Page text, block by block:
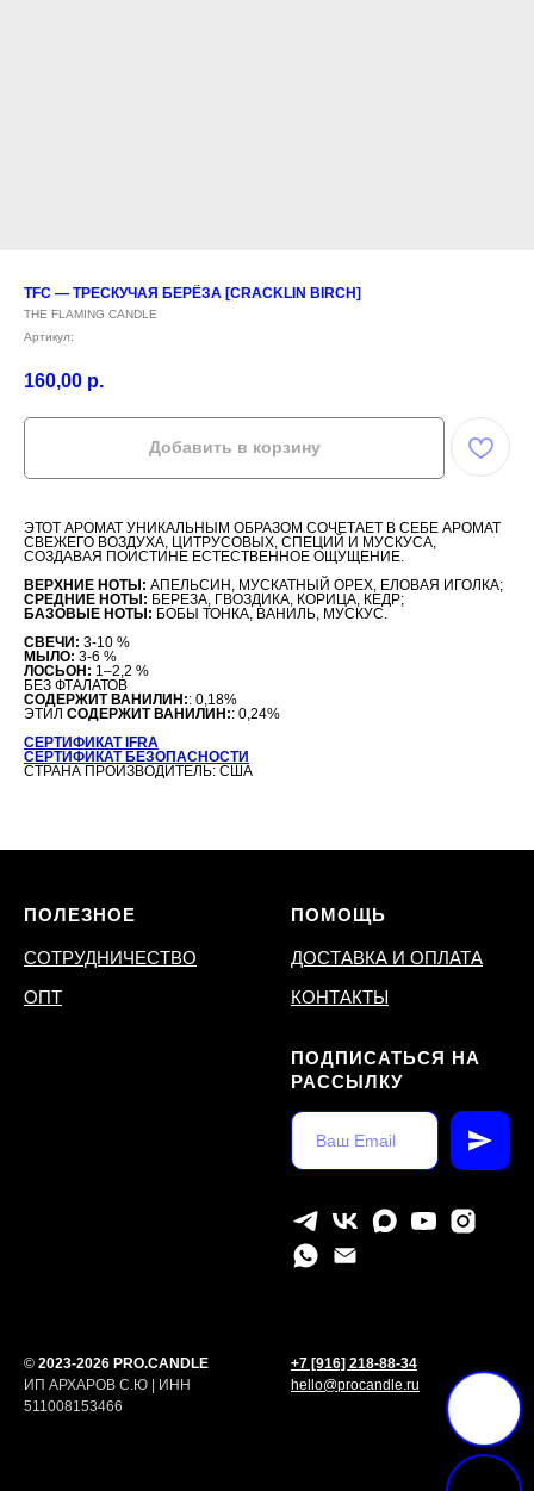
TFC — ТРЕСКУЧАЯ БЕРЁЗА [CRACKLIN BIRCH]
THE FLAMING CANDLE
Артикул:
160,00 р.
Добавить в корзину
ЭТОТ АРОМАТ УНИКАЛЬНЫМ ОБРАЗОМ СОЧЕТАЕТ В СЕБЕ АРОМАТ
СВЕЖЕГО ВОЗДУХА, ЦИТРУСОВЫХ, СПЕЦИЙ И МУСКУСА,
СОЗДАВАЯ ПОИСТИНЕ ЕСТЕСТВЕННОЕ ОЩУЩЕНИЕ.
ВЕРХНИЕ НОТЫ: АПЕЛЬСИН, МУСКАТНЫЙ ОРЕХ, ЕЛОВАЯ ИГОЛКА;
СРЕДНИЕ НОТЫ: БЕРЕЗА, ГВОЗДИКА, КОРИЦА, КЕДР;
БАЗОВЫЕ НОТЫ: БОБЫ ТОНКА, ВАНИЛЬ, МУСКУС.
СВЕЧИ: 3-10 %
МЫЛО: 3-6 %
ЛОСЬОН: 1–2,2 %
БЕЗ ФТАЛАТОВ
СОДЕРЖИТ ВАНИЛИН:: 0,18%
ЭТИЛ СОДЕРЖИТ ВАНИЛИН:: 0,24%
СЕРТИФИКАТ IFRA
СЕРТИФИКАТ БЕЗОПАСНОСТИ
СТРАНА ПРОИЗВОДИТЕЛЬ: США
ПОЛЕЗНОЕ
СОТРУДНИЧЕСТВО
ОПТ
ПОМОЩЬ
ДОСТАВКА И ОПЛАТА
КОНТАКТЫ
ПОДПИСАТЬСЯ НА
РАССЫЛКУ
© 2023-2026 PRO.CANDLE
ИП АРХАРОВ С.Ю | ИНН
511008153466
+7 [916] 218-88-34
hello@procandle.ru